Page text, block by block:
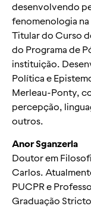
desenvolvendo
fenomenologia
Titular do Curso
do Programa de
instituição.
Política e
Merleau-Ponty,
percepção,
outros.
Anor Sganzerla
Doutor em
Carlos.
PUCPR e
Graduação